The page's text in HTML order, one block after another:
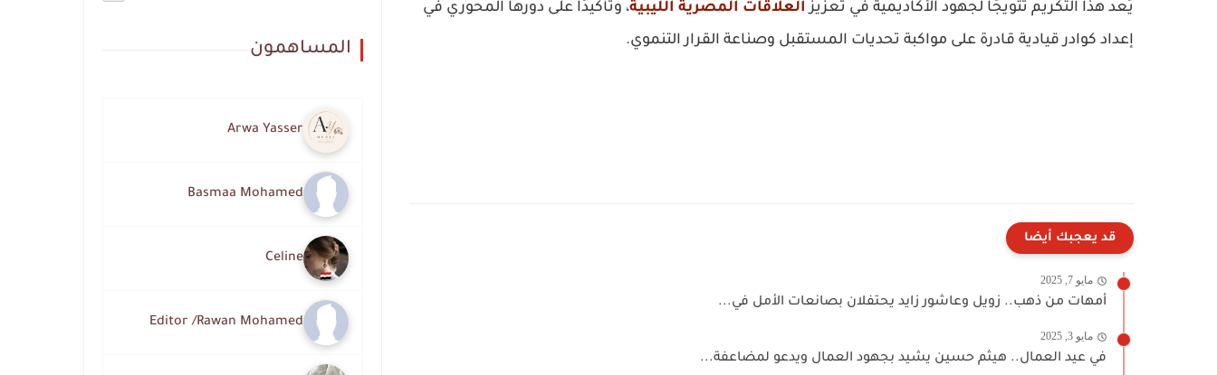
يُعد هذا التكريم تتويجًا لجهود الأكاديمية في تعزيز العلاقات المصرية الليبية، وتأكيدًا على دورها المحوري في
إعداد كوادر قيادية قادرة على مواكبة تحديات المستقبل وصناعة القرار التنموي.
قد يعجبك أيضا
مايو 7, 2025
أمهات من ذهب.. زويل وعاشور زايد يحتفلان بصانعات الأمل في...
مايو 3, 2025
في عيد العمال.. هيثم حسين يشيد بجهود العمال ويدعو لمضاعفة...
المساهمون
Arwa Yasser
Basmaa Mohamed
Celine
Editor /Rawan Mohamed